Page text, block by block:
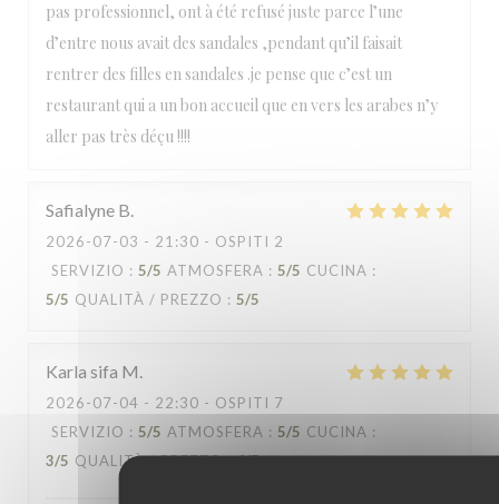
pas professionnel, ont à été refusé juste parce l’une
d’entre nous avait des sandales ,pendant qu’il faisait
rentrer des filles en sandales .je pense que c’est un
restaurant qui a un bon accueil que en vers les arabes n’y
aller pas très déçu !!!!
Safialyne B
2026-07-03 - 21:30 - OSPITI 2
SERVIZIO : 5/5 ATMOSFERA : 5/5 CUCINA :
5/5 QUALITÀ / PREZZO : 5/5
Karla sifa M
2026-07-04 - 22:30 - OSPITI 7
SERVIZIO : 5/5 ATMOSFERA : 5/5 CUCINA :
3/5 QUALITÀ / PREZZO: 4/5